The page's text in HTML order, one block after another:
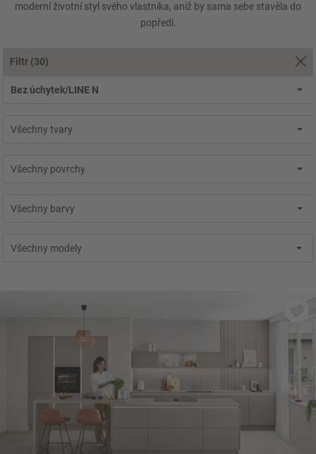
moderní životní styl svého vlastníka, aniž by sama sebe stavěla do
popředí.
Filtr (30)
Bez úchytek/LINE N
Všechny tvary
Všechny povrchy
Všechny barvy
Všechny modely